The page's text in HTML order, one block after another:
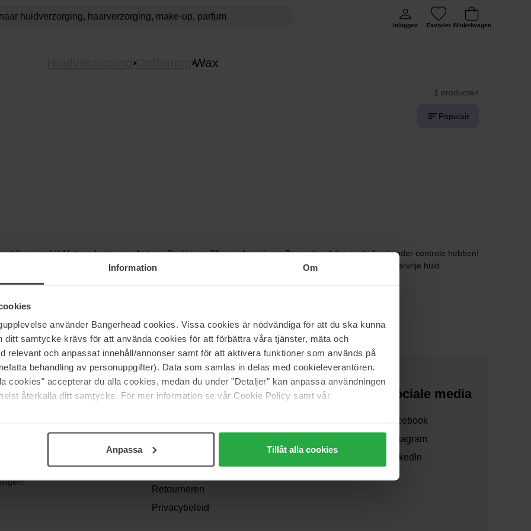
Information Om
använder Bangerhead cookies. Vissa cookies är nödvändiga för att du ska kunna
ditt samtycke krävs för att använda cookies för att förbättra våra tjänster, mäta och
relevant och anpassat innehåll/annonser samt för att aktivera funktioner som används på
behandling av personuppgifter). Data som samlas in delas med cookieleverantören.
cookies" accepterar du alla cookies, medan du under "Detaljer" kan anpassa användningen
återkalla ditt samtycke. För mer information se vår Cookie Policy samt vår
Anpassa Tillåt alla cookies
Inloggen Favoriet Winkelwagen
Ontharing Wax
1 producten
Populair
is nabij! Met producten van Andrea, Decléor en Bliss vinden wij van Bangerhead dat we de boel onder controle hebben!
andere plaatsen, je bent nog maar een paar snelle bewegingen verwijderd van een zijdezachte en haarvrije huid.
We
Support
Algemene
Retourneren
Privacybeleid
Over ons Sociale media
Facebook
Instagram
LinkedIn